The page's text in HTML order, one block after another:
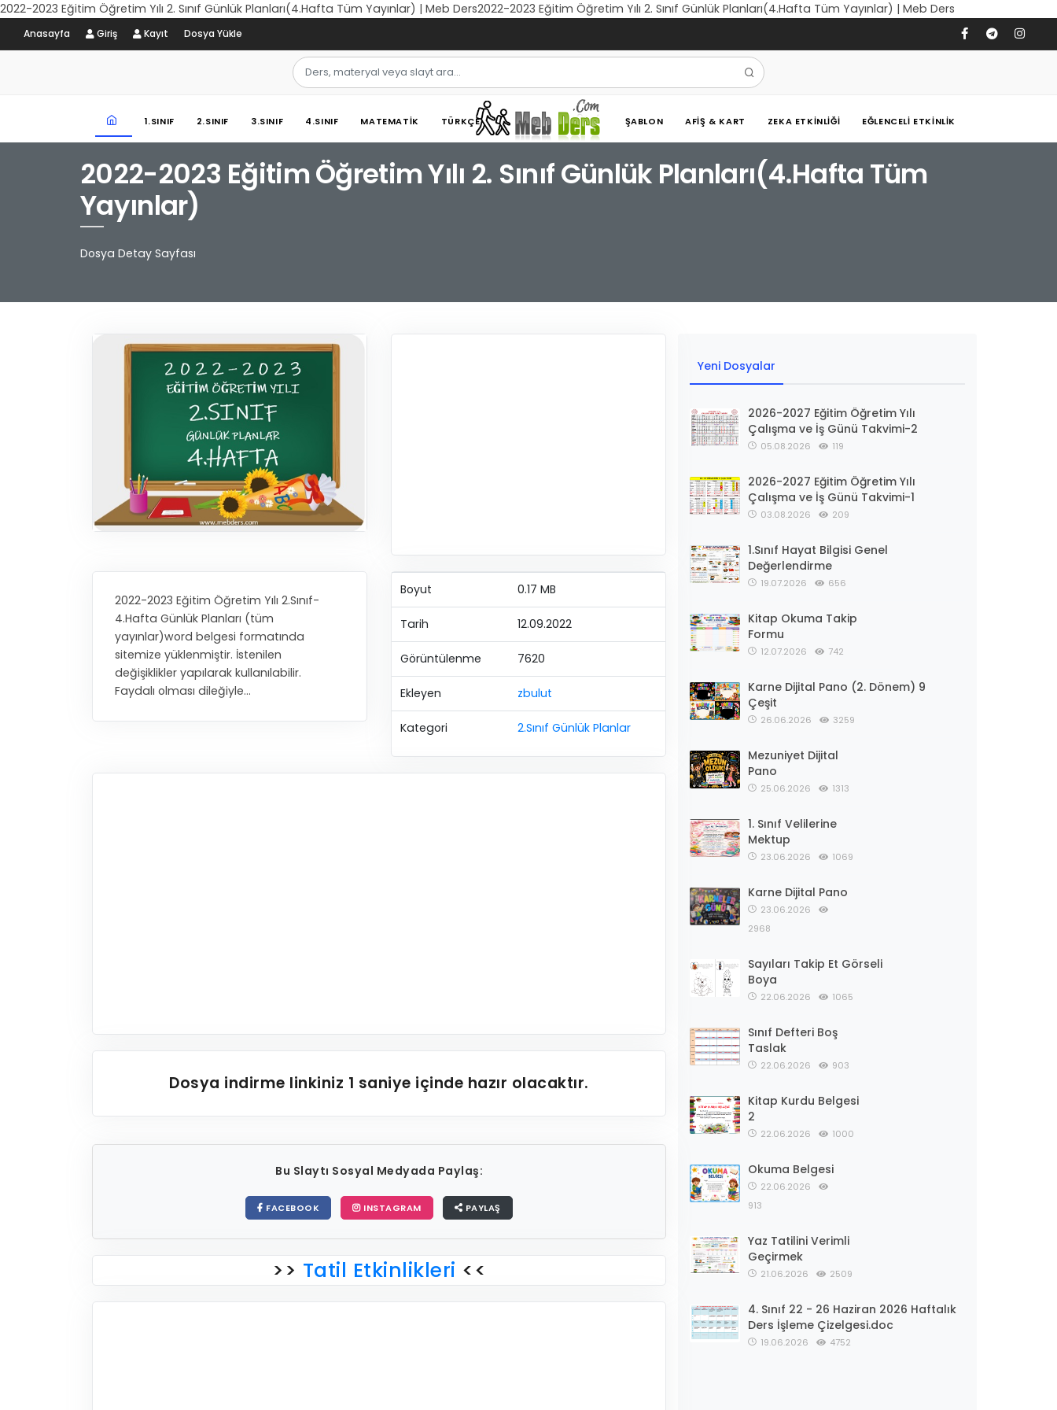
2022-2023 Eğitim Öğretim Yılı 2. Sınıf Günlük Planları(4.Hafta Tüm Yayınlar) | Meb Ders2022-2023 Eğitim Öğretim Yılı 2. Sınıf Günlük Planları(4.Hafta Tüm Yayınlar) | Meb Ders
Anasayfa Giriş Kayıt Dosya Yükle
1.SINIF 2.SINIF 3.SINIF 4.SINIF MATEMATIK TÜRKÇE ŞABLON AFIŞ & KART ZEKA ETKINLIĞI EĞLENCELI ETKINLIK
2022-2023 Eğitim Öğretim Yılı 2. Sınıf Günlük Planları(4.Hafta Tüm
Yayınlar)
Dosya Detay Sayfası
2022-2023 Eğitim Öğretim Yılı 2.Sınıf-
4.Hafta Günlük Planları (tüm
yayınlar)word belgesi formatında
sitemize yüklenmiştir. İstenilen
değişiklikler yapılarak kullanılabilir.
Faydalı olması dileğiyle...
Boyut 0.17 MB
Tarih 12.09.2022
Görüntülenme 7620
Ekleyen zbulut
Kategori 2.Sınıf Günlük Planlar
Dosya indirme linkiniz 1 saniye içinde hazır olacaktır.
Bu Slaytı Sosyal Medyada Paylaş:
FACEBOOK INSTAGRAM PAYLAŞ
>> Tatil Etkinlikleri <<
Yeni Dosyalar
2026-2027 Eğitim Öğretim Yılı
Çalışma ve İş Günü Takvimi-2
05.08.2026 119
2026-2027 Eğitim Öğretim Yılı
Çalışma ve İş Günü Takvimi-1
03.08.2026 209
1.Sınıf Hayat Bilgisi Genel
Değerlendirme
19.07.2026 656
Kitap Okuma Takip
Formu
12.07.2026 742
Karne Dijital Pano (2. Dönem) 9
Çeşit
26.06.2026 3259
Mezuniyet Dijital
Pano
25.06.2026 1313
1. Sınıf Velilerine
Mektup
23.06.2026 1069
Karne Dijital Pano
23.06.2026
2968
Sayıları Takip Et Görseli
Boya
22.06.2026 1065
Sınıf Defteri Boş
Taslak
22.06.2026 903
Kitap Kurdu Belgesi
2
22.06.2026 1000
Okuma Belgesi
22.06.2026
913
Yaz Tatilini Verimli
Geçirmek
21.06.2026 2509
4. Sınıf 22 - 26 Haziran 2026 Haftalık
Ders İşleme Çizelgesi.doc
19.06.2026 4752